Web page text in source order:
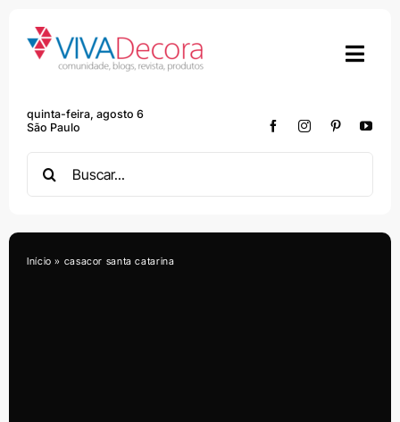
content
quinta-feira, agosto 6
São Paulo
for:
Início » casacor santa catarina